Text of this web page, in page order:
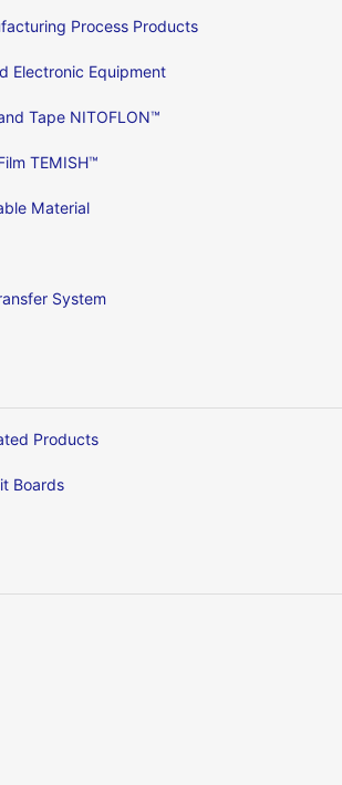
Process Products
Electronic Equipment
Tape NITOFLON™
TEMISH™
Material
System
Products
Boards